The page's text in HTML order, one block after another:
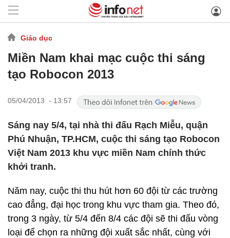
Giáo dục
Miền Nam khai mạc cuộc thi sáng
tạo Robocon 2013
05/04/2013 - 13:57
Sáng nay 5/4, tại nhà thi đấu Rạch Miễu, quận
Phú Nhuận, TP.HCM, cuộc thi sáng tạo Robocon
Việt Nam 2013 khu vực miền Nam chính thức
khởi tranh.
Năm nay, cuộc thi thu hút hơn 60 đội từ các trường
cao đẳng, đại học trong khu vực tham gia. Theo đó,
trong 3 ngày, từ 5/4 đến 8/4 các đội sẽ thi đấu vòng
loại để chọn ra những đội xuất sắc nhất, cùng với